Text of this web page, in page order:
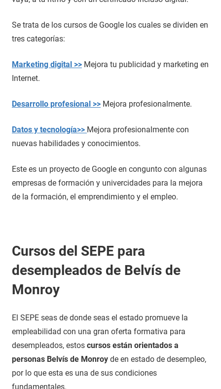
Se trata de los cursos de Google los cuales se dividen en
tres categorías:
Marketing digital >> Mejora tu publicidad y marketing en
Internet.
Desarrollo profesional >> Mejora profesionalmente.
Datos y tecnología>> Mejora profesionalmente con
nuevas habilidades y conocimientos.
Este es un proyecto de Google en congunto con algunas
empresas de formación y univercidades para la mejora
de la formación, el emprendimiento y el empleo.
Cursos del SEPE para
desempleados de Belvís de
Monroy
El SEPE seas de donde seas el estado promueve la
empleabilidad con una gran oferta formativa para
desempleados, estos cursos están orientados a
personas Belvís de Monroy de en estado de desempleo,
por lo que esta es una de sus condiciones
fundamentales.